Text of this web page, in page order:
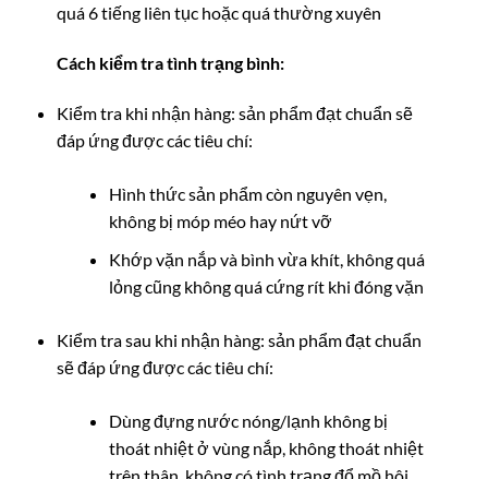
quá 6 tiếng liên tục hoặc quá thường xuyên
Cách kiểm tra tình trạng bình:
Kiểm tra khi nhận hàng: sản phẩm đạt chuẩn sẽ
đáp ứng được các tiêu chí:
Hình thức sản phẩm còn nguyên vẹn,
không bị móp méo hay nứt vỡ
Khớp vặn nắp và bình vừa khít, không quá
lỏng cũng không quá cứng rít khi đóng vặn
Kiểm tra sau khi nhận hàng: sản phẩm đạt chuẩn
sẽ đáp ứng được các tiêu chí:
Dùng đựng nước nóng/lạnh không bị
thoát nhiệt ở vùng nắp, không thoát nhiệt
trên thân, không có tình trạng đổ mồ hôi